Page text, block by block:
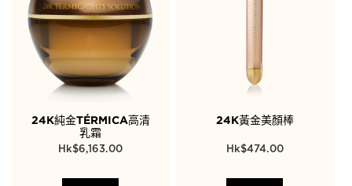
24K純金TÉRMICA高清
乳霜
$6,163.00
24K黃金美顏棒
$474.00